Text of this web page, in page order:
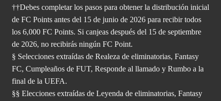
††Debes completar los pasos para obtener la distribución inicial
de FC Points antes del 15 de junio de 2026 para recibir todos
los 6,000 FC Points. Si canjeas después del 15 de septiembre
de 2026, no recibirás ningún FC Point.
§ Selecciones extraídas de Realeza de eliminatorias, Fantasy
FC, Cumpleaños de FUT, Responde al llamado y Rumbo a la
final de la UEFA.
§§ Elecciones extraídas de Leyenda de eliminatorias, Fantasy